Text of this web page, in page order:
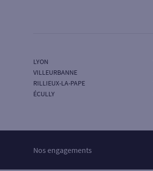
LYON
VILLEURBANNE
RILLIEUX-LA-PAPE
ÉCULLY
Nos engagements